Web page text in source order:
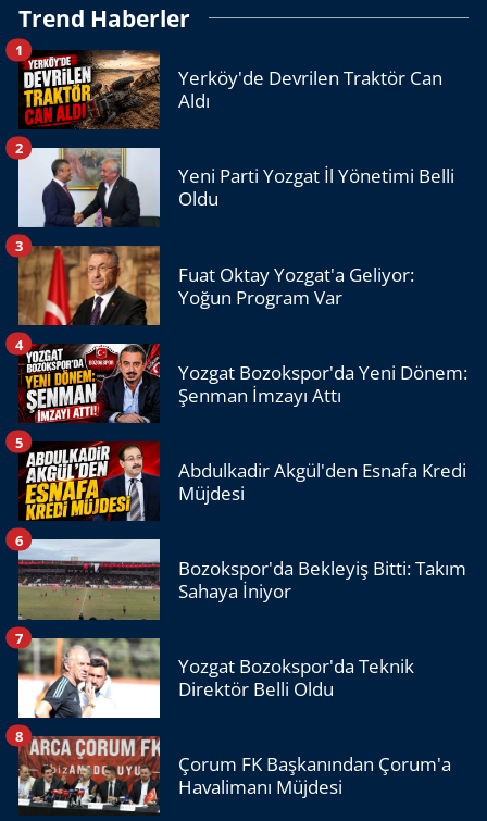
Trend Haberler
Yerköy'de Devrilen Traktör Can
Aldı
1
Yeni Parti Yozgat İl Yönetimi Belli
Oldu
2
Fuat Oktay Yozgat'a Geliyor:
Yoğun Program Var
3
Yozgat Bozokspor'da Yeni Dönem:
Şenman İmzayı Attı
4
Abdulkadir Akgül'den Esnafa Kredi
Müjdesi
5
Bozokspor'da Bekleyiş Bitti: Takım
Sahaya İniyor
6
Yozgat Bozokspor'da Teknik
Direktör Belli Oldu
7
Çorum FK Başkanından Çorum'a
Havalimanı Müjdesi
8